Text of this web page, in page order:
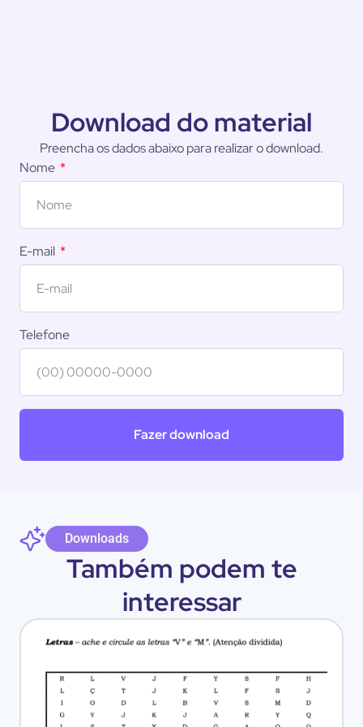
Download do material
Preencha os dados abaixo para realizar o download.
Nome
E-mail
Telefone
Fazer download
Downloads
Também podem te
interessar